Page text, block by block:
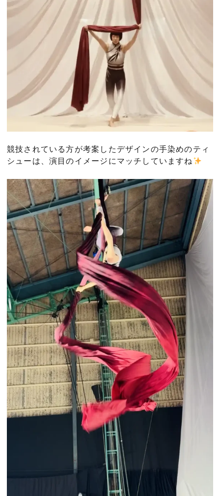
競技されている方が考案したデザインの手染めのティ
シューは、演目のイメージにマッチしていますね